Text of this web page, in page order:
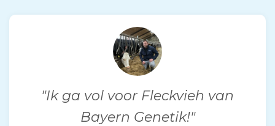
"Ik ga vol voor Fleckvieh van
Bayern Genetik!"